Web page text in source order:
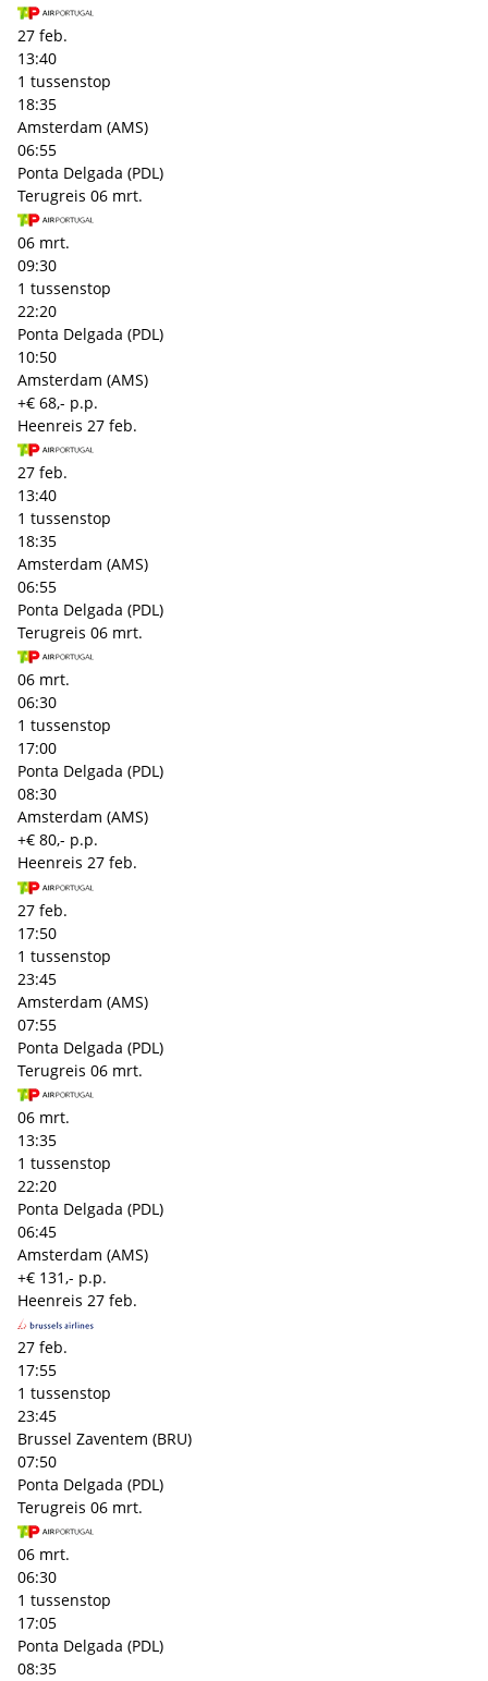
27 feb.
13:40
1 tussenstop
18:35
Amsterdam (AMS)
06:55
Ponta Delgada (PDL)
Terugreis 06 mrt.
06 mrt.
09:30
1 tussenstop
22:20
Ponta Delgada (PDL)
10:50
Amsterdam (AMS)
+€ 68,- p.p.
Heenreis 27 feb.
27 feb.
13:40
1 tussenstop
18:35
Amsterdam (AMS)
06:55
Ponta Delgada (PDL)
Terugreis 06 mrt.
06 mrt.
06:30
1 tussenstop
17:00
Ponta Delgada (PDL)
08:30
Amsterdam (AMS)
+€ 80,- p.p.
Heenreis 27 feb.
27 feb.
17:50
1 tussenstop
23:45
Amsterdam (AMS)
07:55
Ponta Delgada (PDL)
Terugreis 06 mrt.
06 mrt.
13:35
1 tussenstop
22:20
Ponta Delgada (PDL)
06:45
Amsterdam (AMS)
+€ 131,- p.p.
Heenreis 27 feb.
27 feb.
17:55
1 tussenstop
23:45
Brussel Zaventem (BRU)
07:50
Ponta Delgada (PDL)
Terugreis 06 mrt.
06 mrt.
06:30
1 tussenstop
17:05
Ponta Delgada (PDL)
08:35